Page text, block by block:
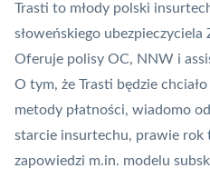
Trasti to młody polski
słoweńskiego ubezpieczyciela
Oferuje polisy OC, NNW i
O tym, że Trasti będzie
metody płatności, wiadomo
starcie insurtechu, prawie rok
zapowiedzi m.in. modelu